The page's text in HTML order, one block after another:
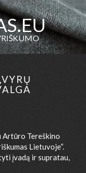
Artūro Tereškino
Lietuvoje“.
įvadą ir supratau,